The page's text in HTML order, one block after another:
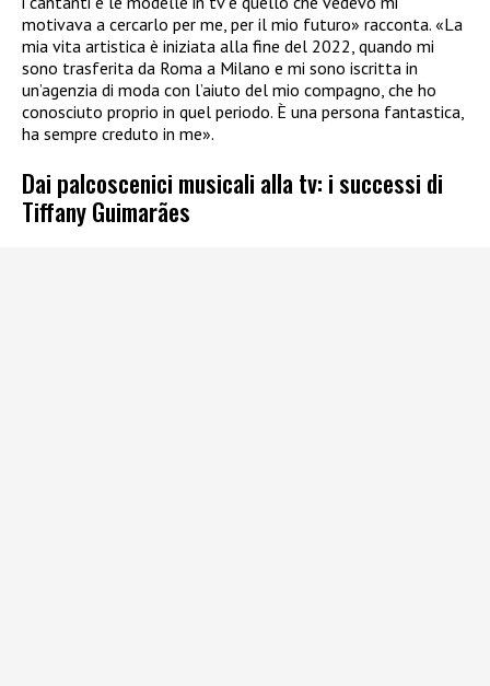
motivava a cercarlo per me, per il mio futuro» racconta. «La
mia vita artistica è iniziata alla fine del 2022, quando mi
sono trasferita da Roma a Milano e mi sono iscritta in
un’agenzia di moda con l’aiuto del mio compagno, che ho
conosciuto proprio in quel periodo. È una persona fantastica,
ha sempre creduto in me».
Dai palcoscenici musicali alla tv: i successi di
Tiffany Guimarães